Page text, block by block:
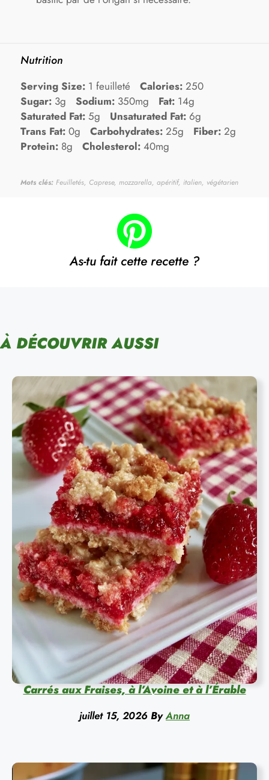
Nutrition
Serving Size: 1 feuilleté Calories: 250
Sugar: 3g Sodium: 350mg Fat: 14g
Saturated Fat: 5g Unsaturated Fat: 6g
Trans Fat: 0g Carbohydrates: 25g Fiber: 2g
Protein: 8g Cholesterol: 40mg
Mots clés: Feuilletés, Caprese, mozzarella, apéritif, italien, végétarien
As-tu fait cette recette ?
À DÉCOUVRIR AUSSI
Carrés aux Fraises, à l’Avoine et à l’Érable
juillet 15, 2026 By Anna